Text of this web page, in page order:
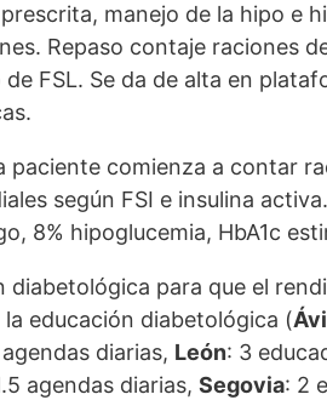
manejo de la hipo e
Repaso contaje raciones
FSL. Se da de alta en
paciente comienza a contar
según FSI e insulina
8% hipoglucemia, HbA1c
diabetológica para que el
educación diabetológica (
diarias, León: 3
agendas diarias,Segovia: 2